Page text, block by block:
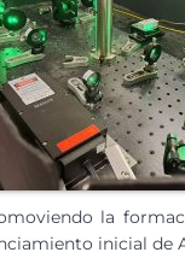
la
inicial de